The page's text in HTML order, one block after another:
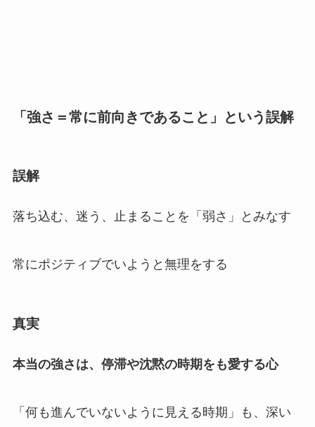
「強さ＝常に前向きであること」という誤解
誤解
落ち込む、迷う、止まることを「弱さ」とみなす
常にポジティブでいようと無理をする
真実
本当の強さは、停滞や沈黙の時期をも愛する心
「何も進んでいないように見える時期」も、深い